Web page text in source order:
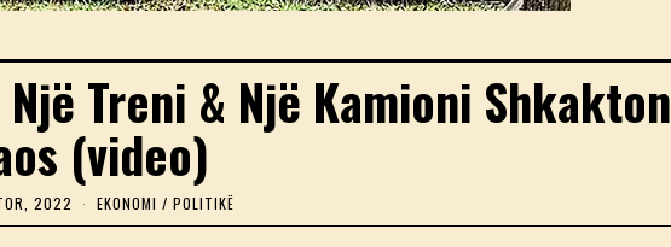
Treni & Një Kamioni Shkakton
(video)
2022
4
EKONOMI / POLITIKË